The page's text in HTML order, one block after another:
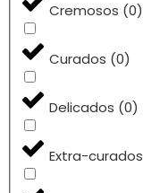
Cremosos (0)
Curados (0)
Delicados (0)
Extra-curados